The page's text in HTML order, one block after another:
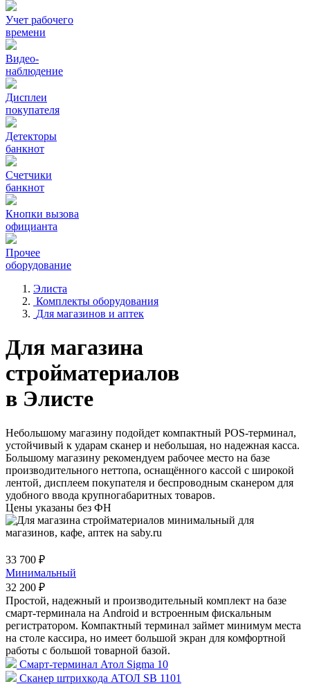
Учет рабочего
времени
Видео‑
наблюдение
Дисплеи
покупателя
Детекторы
банкнот
Счетчики
банкнот
Кнопки вызова
официанта
Прочее
оборудование
Элиста
Комплекты оборудования
Для магазинов и аптек
Для магазина
стройматериалов
в Элисте
Небольшому магазину подойдет компактный POS-терминал,
устойчивый к ударам сканер и небольшая, но надежная касса.
Большому магазину рекомендуем рабочее место на базе
производительного неттопа, оснащённого кассой с широкой
лентой, дисплеем покупателя и беспроводным сканером для
удобного ввода крупногабаритных товаров.
Цены указаны без ФН
33 700 ₽
Минимальный
32 200 ₽
Простой, надежный и производительный комплект на базе
смарт-терминала на Android и встроенным фискальным
регистратором. Компактный терминал займет минимум места
на столе кассира, но имеет большой экран для комфортной
работы с большой товарной базой.
Смарт-терминал Атол Sigma 10
Сканер штрихкода АТОЛ SB 1101